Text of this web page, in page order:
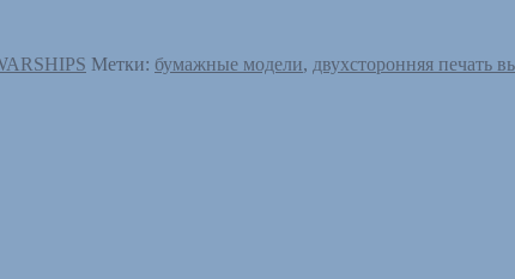
Метки: бумажные модели, двухсторонняя печать